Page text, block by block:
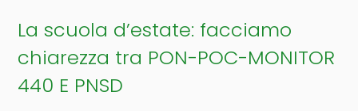
La scuola d’estate: facciamo
chiarezza tra PON-POC-MONITOR
440 E PNSD